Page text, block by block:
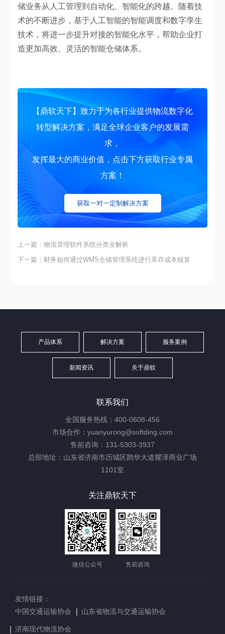
储业务从人工管理到自动化、智能化的跨越。随着技
术的不断进步，基于人工智能的智能调度和数字孪生
技术，将进一步提升对接的智能化水平，帮助企业打
造更加高效、灵活的智能仓储体系。
【鼎软天下】致力于为各行业提供物流数字化
转型解决方案，满足全球企业客户的发展需
求，
发挥最大的商业价值，点击下方获取行业专属
方案！
获取一对一定制解决方案
上一篇：物流管理软件系统分类全解析
下一篇：财务如何通过WMS仓储管理系统进行库存成本核算
产品体系 解决方案 服务案例
新闻资讯 关于鼎软
联系我们
全国服务热线：400-0608-456
市场合作：yuanyurong@softding.com
售前咨询：131-5303-3937
总部地址：山东省济南市历城区鹊华大道耀泽商业广场
1101室
关注鼎软天下
微信公众号 售前咨询
友情链接：
中国交通运输协会
山东省物流与交通运输协会
济南现代物流协会